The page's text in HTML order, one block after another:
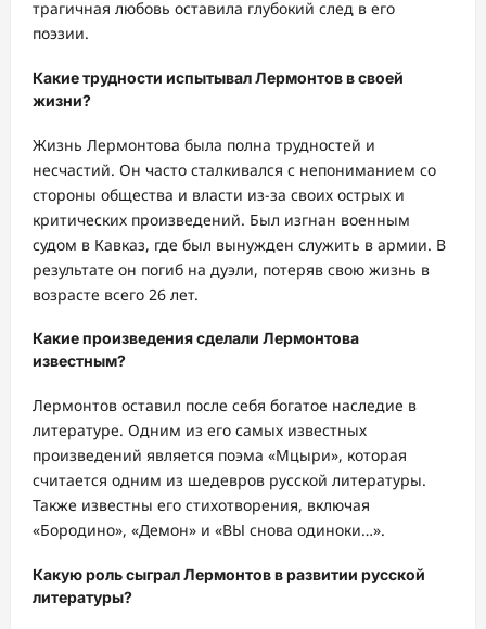
трагичная любовь оставила глубокий след в его
поэзии.
Какие трудности испытывал Лермонтов в своей
жизни?
Жизнь Лермонтова была полна трудностей и
несчастий. Он часто сталкивался с непониманием со
стороны общества и власти из-за своих острых и
критических произведений. Был изгнан военным
судом в Кавказ, где был вынужден служить в армии. В
результате он погиб на дуэли, потеряв свою жизнь в
возрасте всего 26 лет.
Какие произведения сделали Лермонтова
известным?
Лермонтов оставил после себя богатое наследие в
литературе. Одним из его самых известных
произведений является поэма «Мцыри», которая
считается одним из шедевров русской литературы.
Также известны его стихотворения, включая
«Бородино», «Демон» и «ВЫ снова одиноки…».
Какую роль сыграл Лермонтов в развитии русской
литературы?